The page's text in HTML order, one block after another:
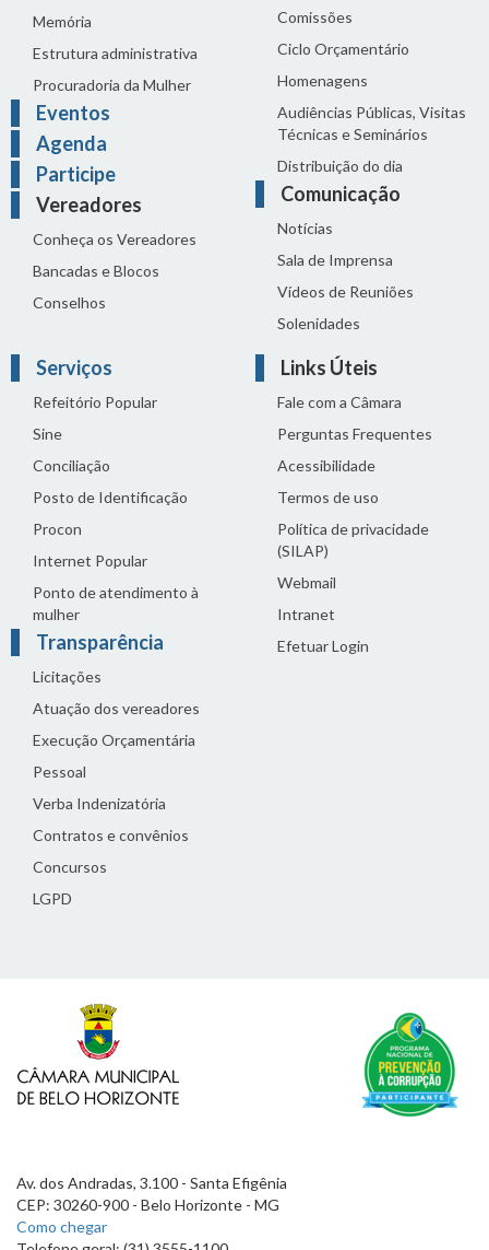
Memória
Estrutura administrativa
Procuradoria da Mulher
Eventos
Agenda
Participe
Vereadores
Conheça os Vereadores
Bancadas e Blocos
Conselhos
Comissões
Ciclo Orçamentário
Homenagens
Audiências Públicas, Visitas
Técnicas e Seminários
Distribuição do dia
Comunicação
Notícias
Sala de Imprensa
Vídeos de Reuniões
Solenidades
Serviços
Refeitório Popular
Sine
Conciliação
Posto de Identificação
Procon
Internet Popular
Ponto de atendimento à
mulher
Transparência
Licitações
Atuação dos vereadores
Execução Orçamentária
Pessoal
Verba Indenizatória
Contratos e convênios
Concursos
LGPD
Links Úteis
Fale com a Câmara
Perguntas Frequentes
Acessibilidade
Termos de uso
Política de privacidade
(SILAP)
Webmail
Intranet
Efetuar Login
Av. dos Andradas, 3.100 - Santa Efigênia
CEP: 30260-900 - Belo Horizonte - MG
Como chegar